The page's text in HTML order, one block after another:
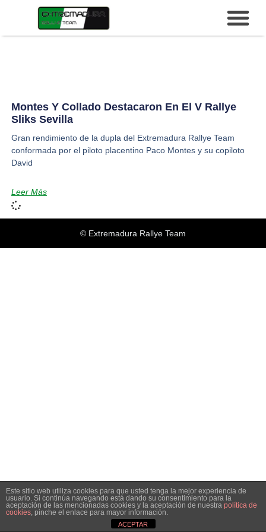
Montes Y Collado Destacaron En El V Rallye
Sliks Sevilla
Gran rendimiento de la dupla del Extremadura Rallye Team
conformada por el piloto placentino Paco Montes y su copiloto
David
Leer Más
© Extremadura Rallye Team
Este sitio web utiliza cookies para que usted tenga la mejor experiencia de
usuario. Si continúa navegando está dando su consentimiento para la
aceptación de las mencionadas cookies y la aceptación de nuestra política de
cookies, pinche el enlace para mayor información.
ACEPTAR